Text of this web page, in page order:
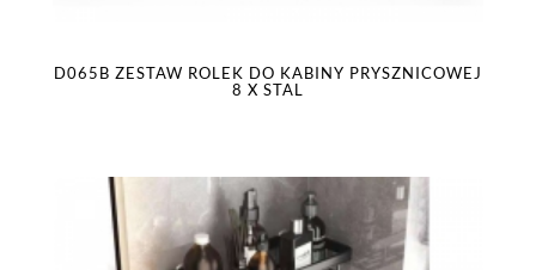
D065B ZESTAW ROLEK DO KABINY PRYSZNICOWEJ
8 X STAL